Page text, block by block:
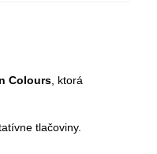
Colours, ktorá
tlačoviny.